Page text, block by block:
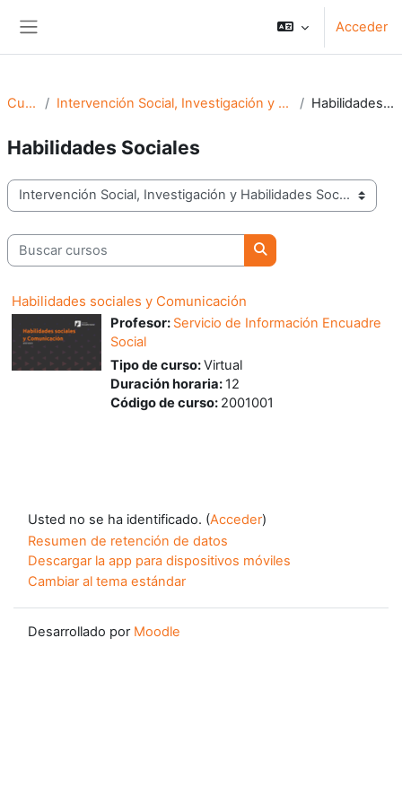
Acceder
Cursos Intervención Social, Investigación y Habilidades Sociales Habilidades Sociales
Habilidades Sociales
Categorías
Buscar cursos
Buscar cursos
Habilidades sociales y Comunicación
Profesor: Servicio de Información Encuadre
Social
Tipo de curso:Virtual
Duración horaria: 12
Código de curso: 2001001
Usted no se ha identificado. (Acceder)
Resumen de retención de datos
Descargar la app para dispositivos móviles
Cambiar al tema estándar
Desarrollado por Moodle